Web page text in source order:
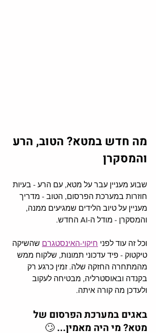
מה חדש במטא? הטוב, הרע
והמסקרן
שבוע מעניין עבר על מטא, עם הרע - בעיות
חוזרות במערכת הפרסום, הטוב - מדריך
מעניין על טיוב הלידים שמגיעים ממנה,
והמסקרן - מודל ה-AI החדש.
וכל זה עוד לפני חיקוי-האינסטגרם שהשיקה
טיקטוק - פיד עדכוני תמונות, שלקוח ממש
מהמתחרה החזקה שלה. זמין כרגע רק
בקנדה ובאוסטרליה, מבטיחה לעקוב
ולעדכן מה קורה איתה.
באגים במערכת הפרסום של
מטא? מי היה מאמין... 🙄